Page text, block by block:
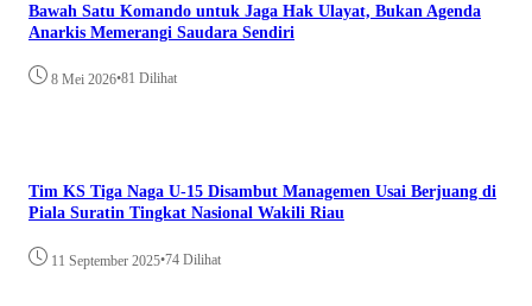
Bawah Satu Komando untuk Jaga Hak Ulayat, Bukan Agenda
Anarkis Memerangi Saudara Sendiri
8 Mei 2026•81 Dilihat
Tim KS Tiga Naga U-15 Disambut Managemen Usai Berjuang di
Piala Suratin Tingkat Nasional Wakili Riau
11 September 2025•74 Dilihat